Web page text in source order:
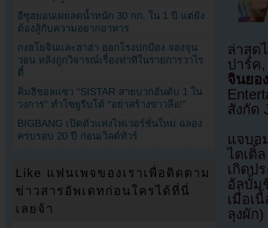
ล่าสุด
ปาร์ค
จินยอง
สังกัด
แจบอ
ไตเติ้
เกิดป
อัลบั้ม
เมื่อเ
ลุงผัก
อีซูฮยอนเผยลดน้ำหนัก 30 กก. ใน 1 ปี แต่ยัง
ต้องสู้กับความอยากอาหาร
กงฮโยจินและฮาฮ่า ออกโรงปกป้อง จองจุน
วอน หลังถูกวิจารณ์เรื่องท่าทีในรายการวาไร
ตี้
คิมฮีชอลแซว “SISTAR สายบวกอันดับ 1 ใน
วงการ” ทำโซยูรีบโต้ “อย่าสร้างข่าวลือ!”
BIGBANG เปิดตัวแท่งไฟเวอร์ชั่นใหม่ ฉลอง
ครบรอบ 20 ปี ก่อนเวิลด์ทัวร์
Like แฟนเพจของเราเพื่อติดตาม
ข่าวสารอัพเดทก่อนใครได้ที่นี่
เลยจ้า